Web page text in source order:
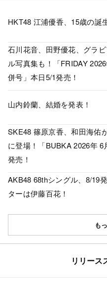
HKT48 江浦優香、15歳の誕
石川花音、田野優花、グラ
ル写真集も！「FRIDAY
併号」本日5/1発売！
山内鈴蘭、結婚を発表！
SKE48 篠原京香、和田海佑
に登場！「BUBKA 2026年 6
発売！
AKB48 68thシングル、8/19
ターは伊藤百花！
も
リリース